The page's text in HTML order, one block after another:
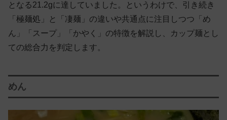
となる21.2gに達していました。というわけで、引き続き
「極麺処」と「凄麺」の違いや共通点に注目しつつ「め
ん」「スープ」「かやく」の特徴を解説し、カップ麺とし
ての総合力を判定します。
めん